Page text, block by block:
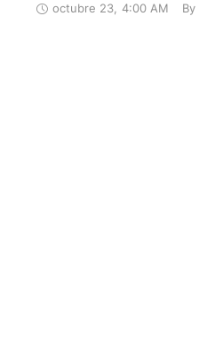
octubre 23 4:00 AM By